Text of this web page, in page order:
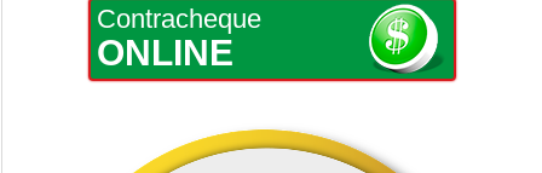
Contracheque
ONLINE